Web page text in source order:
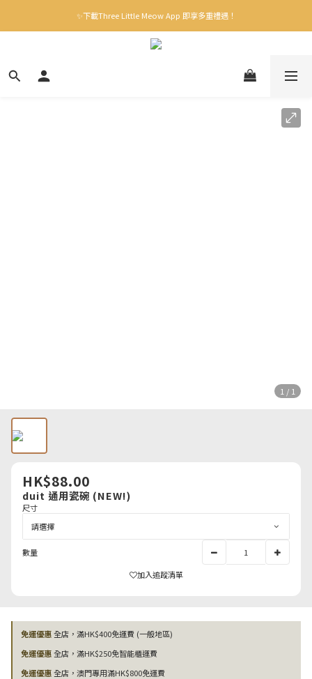
✨下載Three Little Meow App 即享多重禮遇！
✨下載Three Little Meow App 即享多重禮遇！
門市自取，一件免運💢
1 / 1
HK$88.00
duit 通用瓷碗 (NEW!)
尺寸
數量
加入追蹤清單
免運優惠全店，滿HK$400免運費 (一般地區)
免運優惠全店，滿HK$250免智能櫃運費
免運優惠全店，澳門專用滿HK$800免運費